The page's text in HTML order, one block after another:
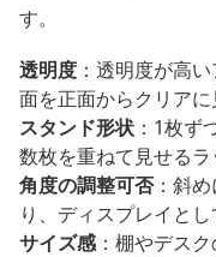
す。
透明度 ：透明度が高
面を正面からクリア
スタンド形状 ：1枚ず
数枚を重ねて見せる
角度の調整可否：斜
り、ディスプレイと
サイズ感：棚やデス